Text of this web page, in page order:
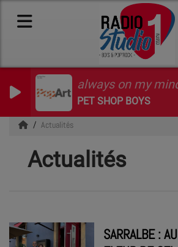
always on my
PET SHOP BOYS
Actualités
Actualités
SARRALBE :